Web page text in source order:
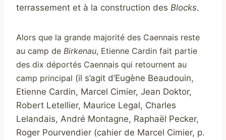
terrassement et à la construction des Blocks.
Alors que la grande majorité des Caennais reste
au camp de Birkenau, Etienne Cardin fait partie
des dix déportés Caennais qui retournent au
camp principal (il s’agit d’Eugène Beaudouin,
Etienne Cardin, Marcel Cimier, Jean Doktor,
Robert Letellier, Maurice Legal, Charles
Lelandais, André Montagne, Raphaël Pecker,
Roger Pourvendier (cahier de Marcel Cimier, p.